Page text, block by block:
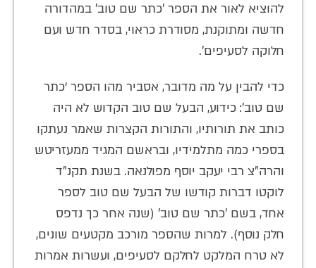
להוציא לאור את הספר 'כתר שם טוב' במהדורה
חדשה ומתוקנת, מסודרת כראוי, בסדר חדש ועם
חלוקה לסעיפים’.
כדי להבין על מה מדובר, אסביר מהו הספר ‘כתר
שם טוב’: כידוע, הבעל שם טוב הקדוש לא היה
כותב את תורותיו, והתורות הקצרות שאמר נעתקו
בספרי כמה מתלמידיו, ובראשם המגיד ממעזריטש
והרה”צ רבי יעקב יוסף מפולנאה. בשנת תקנ”ד
לוקטו דברות קודשו של הבעל שם טוב לספר
אחד, בשם 'כתר שם טוב' (שנה אחר כך נדפס
חלק נוסף). למרות שהספר מורכב מקטעים שונים,
לא טרח המלקט לחלקם לסעיפים, ועשרות אמרות